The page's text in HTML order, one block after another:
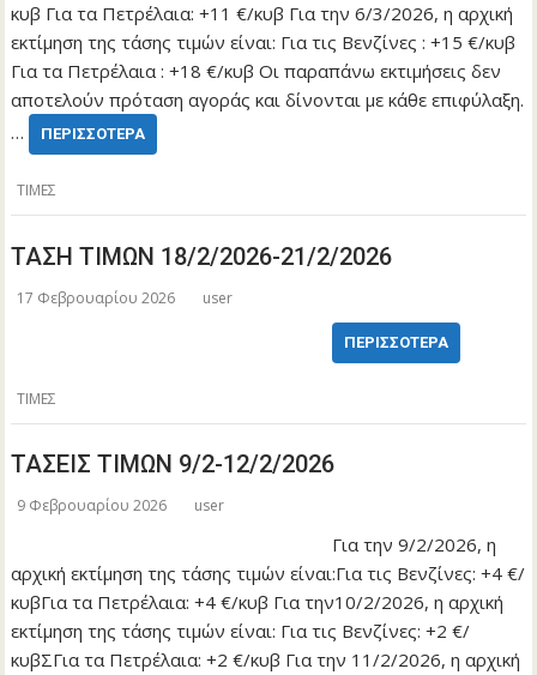
κυβ Για τα Πετρέλαια: +11 €/κυβ Για την 6/3/2026, η αρχική
εκτίμηση της τάσης τιμών είναι: Για τις Βενζίνες : +15 €/κυβ
Για τα Πετρέλαια : +18 €/κυβ Οι παραπάνω εκτιμήσεις δεν
αποτελούν πρόταση αγοράς και δίνονται με κάθε επιφύλαξη.
…
ΠΕΡΙΣΣΌΤΕΡΑ
ΤΙΜΕΣ
ΤΑΣΗ ΤΙΜΩΝ 18/2/2026-21/2/2026
17 Φεβρουαρίου 2026 user
ΠΕΡΙΣΣΌΤΕΡΑ
ΤΙΜΕΣ
ΤΑΣΕΙΣ ΤΙΜΩΝ 9/2-12/2/2026
9 Φεβρουαρίου 2026 user
Για την 9/2/2026, η
αρχική εκτίμηση της τάσης τιμών είναι:Για τις Βενζίνες: +4 €/
κυβΓια τα Πετρέλαια: +4 €/κυβ Για την10/2/2026, η αρχική
εκτίμηση της τάσης τιμών είναι: Για τις Βενζίνες: +2 €/
κυβΣΓια τα Πετρέλαια: +2 €/κυβ Για την 11/2/2026, η αρχική